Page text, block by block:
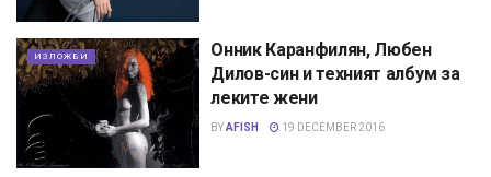
ИЗЛОЖБИ
Онник Каранфилян, Любен
Дилов-син и техният албум за
леките жени
BYAFISH 19 DECEMBER 2016